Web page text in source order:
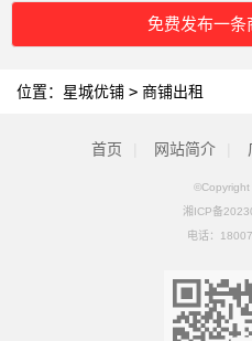
免费发布一条
位置： 星城优铺 > 商铺出租
首页 网站简介
湘ICP备
电话：